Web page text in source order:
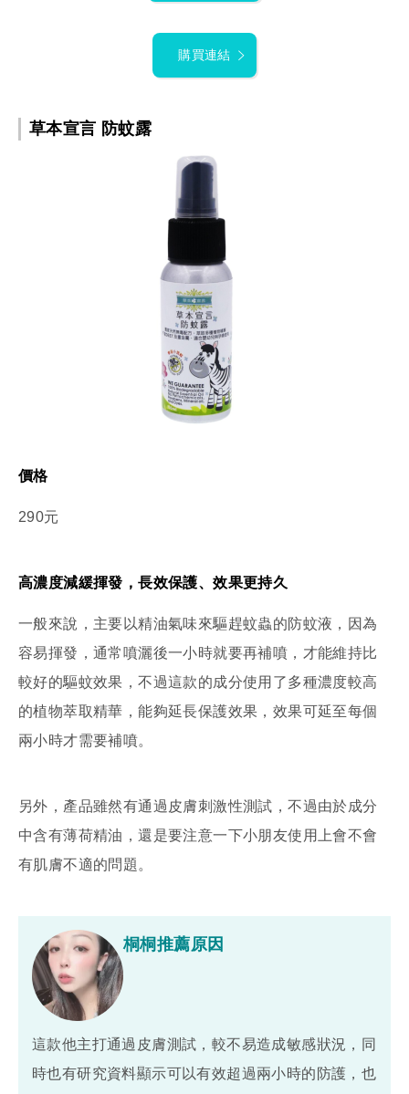
購買連結
草本宣言 防蚊露
價格
290元
高濃度減緩揮發，長效保護、效果更持久
一般來說，主要以精油氣味來驅趕蚊蟲的防蚊液，因為
容易揮發，通常噴灑後一小時就要再補噴，才能維持比
較好的驅蚊效果，不過這款的成分使用了多種濃度較高
的植物萃取精華，能夠延長保護效果，效果可延至每個
兩小時才需要補噴。
另外，產品雖然有通過皮膚刺激性測試，不過由於成分
中含有薄荷精油，還是要注意一下小朋友使用上會不會
有肌膚不適的問題。
桐桐推薦原因
這款他主打通過皮膚測試，較不易造成敏感狀況，同
時也有研究資料顯示可以有效超過兩小時的防護，也